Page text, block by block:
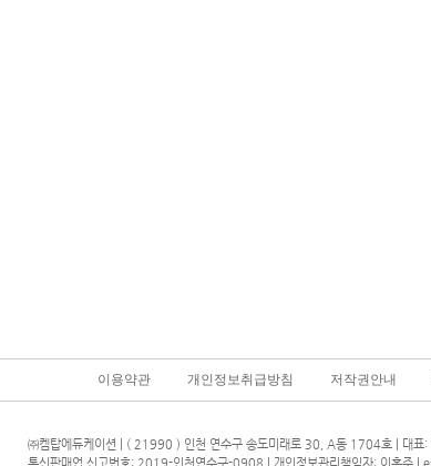
이용약관 개인정보취급방침 저작권안내
㈜켐탑에듀케이션 | ( 21990 ) 인천 연수구 송도미래로 30, A동 1704호 | 대